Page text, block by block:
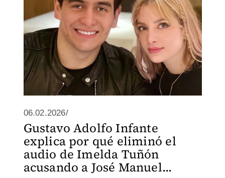
06.02.2026/
Gustavo Adolfo Infante
explica por qué eliminó el
audio de Imelda Tuñón
acusando a José Manuel...